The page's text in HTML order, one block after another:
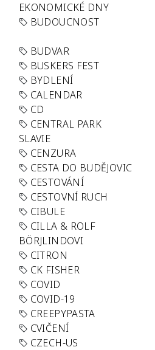
EKONOMICKÉ DNY
BUDOUCNOST
BUDVAR
BUSKERS FEST
BYDLENÍ
CALENDAR
CD
CENTRAL PARK
SLAVIE
CENZURA
CESTA DO BUDĚJOVIC
CESTOVÁNÍ
CESTOVNÍ RUCH
CIBULE
CILLA & ROLF
BÖRJLINDOVI
CITRON
CK FISHER
COVID
COVID-19
CREEPYPASTA
CVIČENÍ
CZECH-US